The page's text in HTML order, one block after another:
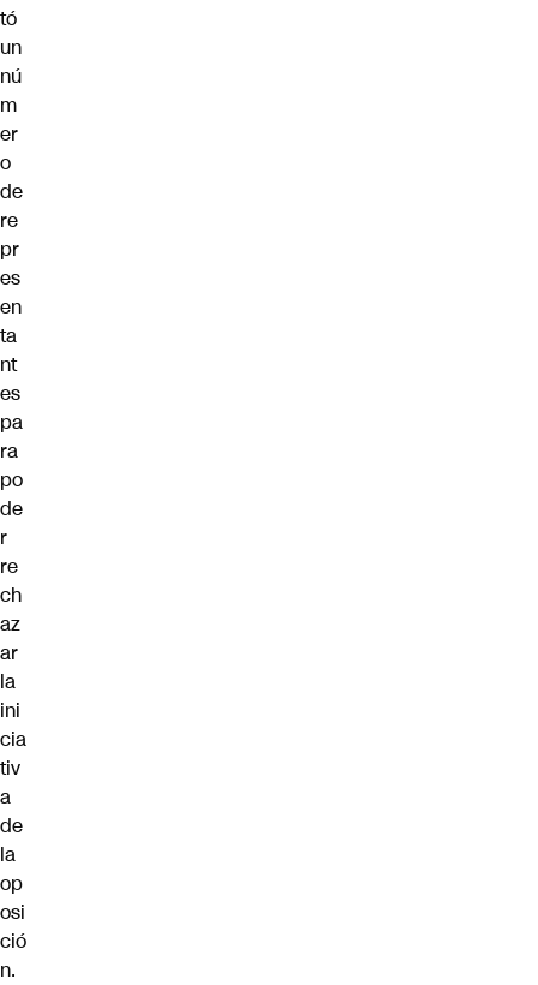
tó
un
nú
m
er
o
de
re
pr
es
en
ta
nt
es
pa
ra
po
de
r
re
ch
az
ar
la
ini
cia
tiv
a
de
la
op
osi
ció
n.